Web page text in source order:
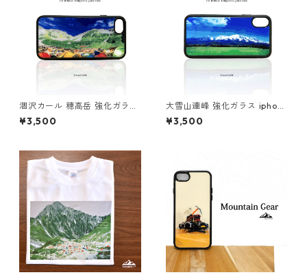
涸沢カール 穂高岳 強化ガラス
iphone スマホケース スマホ
カバー登山 山 アウトドア 北ア
¥3,500
大雪山連峰 強化ガラス iphon
e スマホケース スマホカバー
登山 山 北海道 雪 旭岳 自然 草
¥3,500